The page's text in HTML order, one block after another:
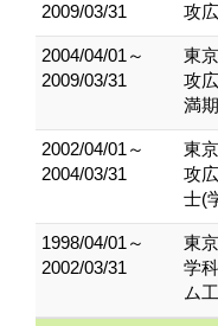
2009/03/31
攻
2004/04/01～
2009/03/31
東
攻
満
2002/04/01～
2004/03/31
東
攻
士(
1998/04/01～
2002/03/31
東
学
ム